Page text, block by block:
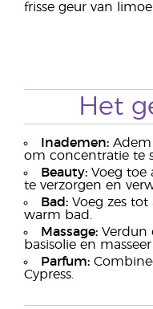
frisse geur van
Het
Inademen:
om concentratie te
Beauty: Voeg toe
te verzorgen en
Bad: Voeg zes
warm bad.
Massage: Verdun
basisolie en
Parfum:
Cypress.